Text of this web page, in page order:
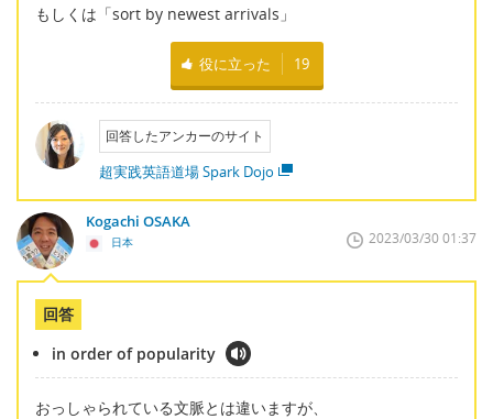
もしくは「sort by newest arrivals」
役に立った 19
回答したアンカーのサイト
超実践英語道場 Spark Dojo
Kogachi OSAKA
日本 2023/03/30 01:37
回答
in order of popularity
おっしゃられている文脈とは違いますが、